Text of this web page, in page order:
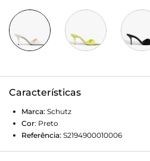
Características
Marca: Schutz
Cor: Preto
Referência: S2194900010006